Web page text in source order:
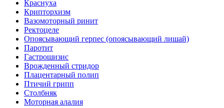
Краснуха
Крипторхизм
Вазомоторный ринит
Ректоцеле
Опоясывающий герпес (опоясывающий лишай)
Паротит
Гастрошизис
Врожденный стридор
Плацентарный полип
Птичий грипп
Столбняк
Моторная алалия